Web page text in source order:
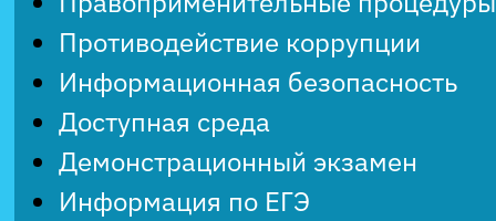
Противодействие коррупции
Информационная безопасность
Доступная среда
Демонстрационный экзамен
Информация по ЕГЭ